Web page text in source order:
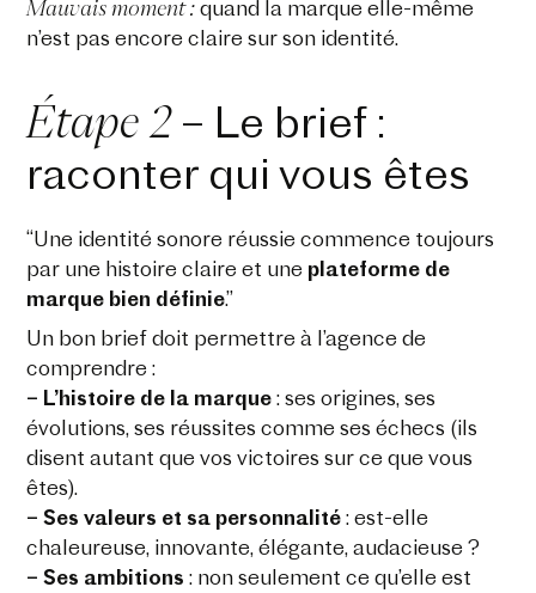
Mauvais moment :quand la marque elle-même
n’est pas encore claire sur son identité.
Étape 2– Le brief :
raconter qui vous êtes
“Une identité sonore réussie commence toujours
par une histoire claire et une plateforme de
marque bien définie.”
Un bon brief doit permettre à l’agence de
comprendre :
– L’histoire de la marque : ses origines, ses
évolutions, ses réussites comme ses échecs (ils
disent autant que vos victoires sur ce que vous
êtes).
– Ses valeurs et sa personnalité : est-elle
chaleureuse, innovante, élégante, audacieuse ?
– Ses ambitions : non seulement ce qu’elle est